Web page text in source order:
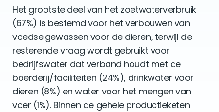
Het grootste deel van het zoetwaterverbruik
(67%) is bestemd voor het verbouwen van
voedselgewassen voor de dieren, terwijl de
resterende vraag wordt gebruikt voor
bedrijfswater dat verband houdt met de
boerderij/faciliteiten (24%), drinkwater voor
dieren (8%) en water voor het mengen van
voer (1%). Binnen de gehele productieketen